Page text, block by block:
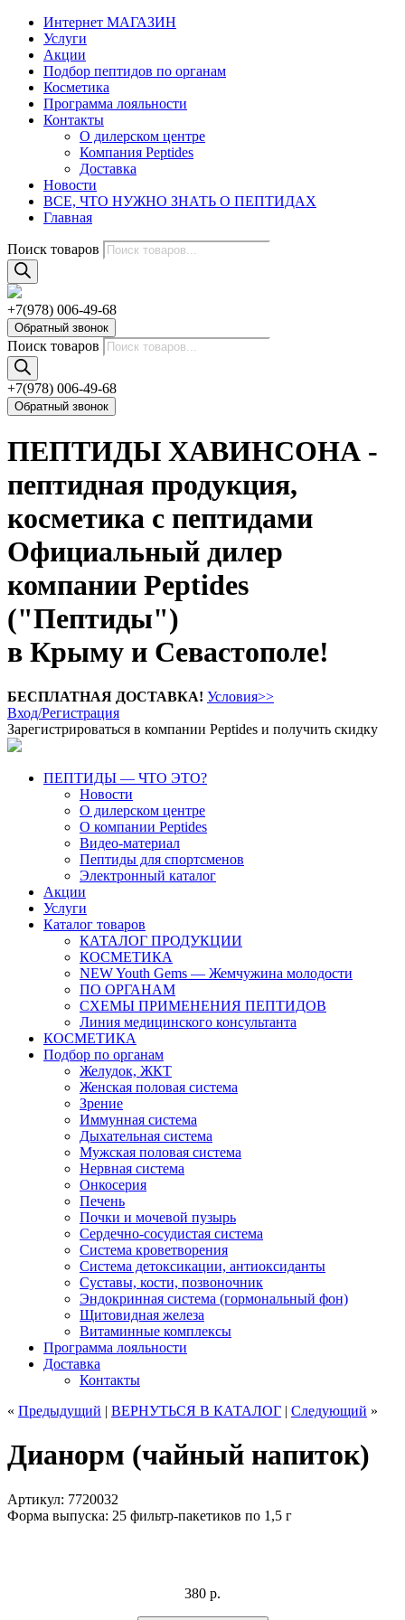
Интернет МАГАЗИН
Услуги
Акции
Подбор пептидов по органам
Косметика
Программа лояльности
Контакты
О дилерском центре
Компания Peptides
Доставка
Новости
ВСЕ, ЧТО НУЖНО ЗНАТЬ О ПЕПТИДАХ
Главная
Поиск товаров
+7(978) 006-49-68
Обратный звонок
Поиск товаров
+7(978) 006-49-68
Обратный звонок
ПЕПТИДЫ ХАВИНСОНА -
пептидная продукция,
косметика с пептидами
Официальный дилер
компании Peptides
("Пептиды")
в Крыму и Севастополе!
БЕСПЛАТНАЯ ДОСТАВКА! Условия>>
Вход/Регистрация
Зарегистрироваться в компании Peptides и получить скидку
ПЕПТИДЫ — ЧТО ЭТО?
Новости
О дилерском центре
О компании Peptides
Видео-материал
Пептиды для спортсменов
Электронный каталог
Акции
Услуги
Каталог товаров
КАТАЛОГ ПРОДУКЦИИ
КОСМЕТИКА
NEW Youth Gems — Жемчужина молодости
ПО ОРГАНАМ
СХЕМЫ ПРИМЕНЕНИЯ ПЕПТИДОВ
Линия медицинского консультанта
КОСМЕТИКА
Подбор по органам
Желудок, ЖКТ
Женская половая система
Зрение
Иммунная система
Дыхательная система
Мужская половая система
Нервная система
Онкосерия
Печень
Почки и мочевой пузырь
Сердечно-сосудистая система
Система кроветворения
Система детоксикации, антиоксиданты
Суставы, кости, позвоночник
Эндокринная система (гормональный фон)
Щитовидная железа
Витаминные комплексы
Программа лояльности
Доставка
Контакты
« Предыдущий | ВЕРНУТЬСЯ В КАТАЛОГ | Следующий »
Дианорм (чайный напиток)
Артикул: 7720032
Форма выпуска: 25 фильтр-пакетиков по 1,5 г
380 р.